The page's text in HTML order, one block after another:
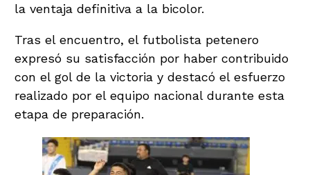
la ventaja definitiva a la bicolor.
Tras el encuentro, el futbolista petenero
expresó su satisfacción por haber contribuido
con el gol de la victoria y destacó el esfuerzo
realizado por el equipo nacional durante esta
etapa de preparación.